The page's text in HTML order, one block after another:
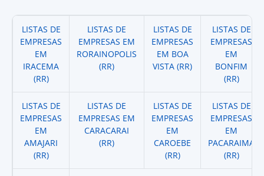
LISTAS DE
EMPRESAS
EM
IRACEMA
(RR)
LISTAS DE
EMPRESAS EM
RORAINOPOLIS
(RR)
LISTAS DE
EMPRESAS
EM BOA
VISTA (RR)
LISTAS DE
EMPRESAS
EM
BONFIM
(RR)
LISTAS DE
EMPRESAS
EM
AMAJARI
(RR)
LISTAS DE
EMPRESAS EM
CARACARAI
(RR)
LISTAS DE
EMPRESAS
EM
CAROEBE
(RR)
LISTAS DE
EMPRESAS
EM
PACARAIMA
(RR)